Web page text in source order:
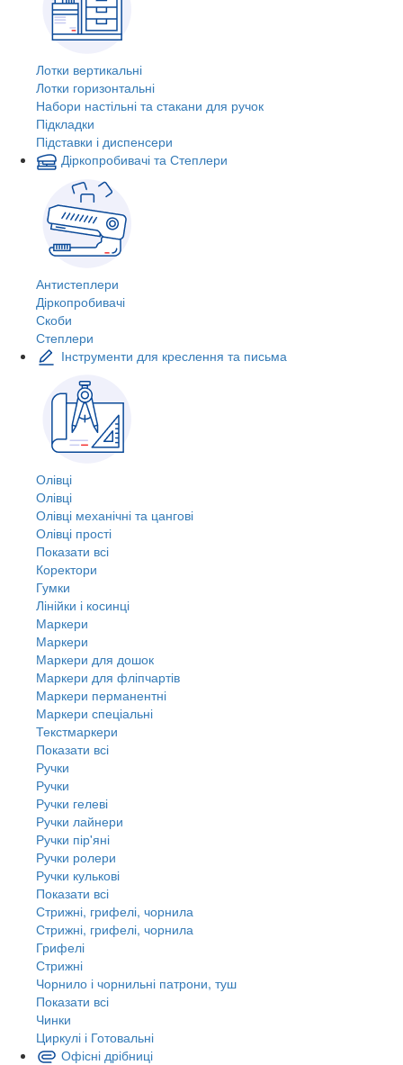
Лотки вертикальні
Лотки горизонтальні
Набори настільні та стакани для ручок
Підкладки
Підставки і диспенсери
Діркопробивачі та Степлери
Антистеплери
Діркопробивачі
Скоби
Степлери
Інструменти для креслення та письма
Олівці
Олівці
Олівці механічні та цангові
Олівці прості
Показати всі
Коректори
Гумки
Лінійки і косинці
Маркери
Маркери
Маркери для дошок
Маркери для фліпчартів
Маркери перманентні
Маркери спеціальні
Текстмаркери
Показати всі
Ручки
Ручки
Ручки гелеві
Ручки лайнери
Ручки пір'яні
Ручки ролери
Ручки кулькові
Показати всі
Стрижні, грифелі, чорнила
Стрижні, грифелі, чорнила
Грифелі
Стрижні
Чорнило і чорнильні патрони, туш
Показати всі
Чинки
Циркулі і Готовальні
Офісні дрібниці